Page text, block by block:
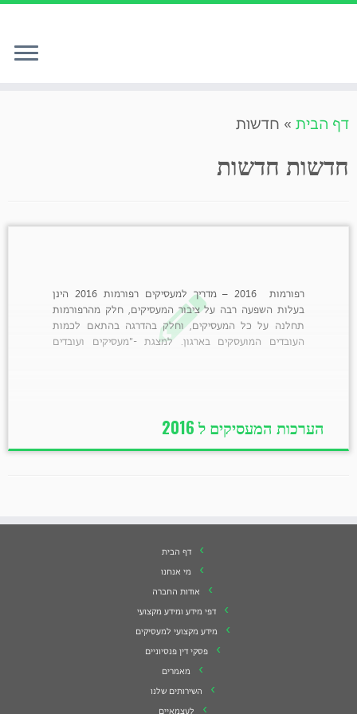
לתוכן
דף הבית » חדשות
חדשות חדשות
רפורמות 2016 – מדריך למעסיקים רפורמות 2016 הינן
בעלות השפעה רבה על ציבור המעסיקים, חלק מהרפורמות
תחלנה על כל המעסיקים, וחלק בהדרגה בהתאם לכמות
העובדים המועסקים בארגון. למצגת -"מעסיקים ועובדים
הערכות המעסיקים ל 2016
דף הבית
מי אנחנו
אודות החברה
דפי מידע ומידע מקצועי
מידע מקצועי למעסיקים
פסקי דין פנסיוניים
מאמרים
השירותים שלנו
לעצמאיים